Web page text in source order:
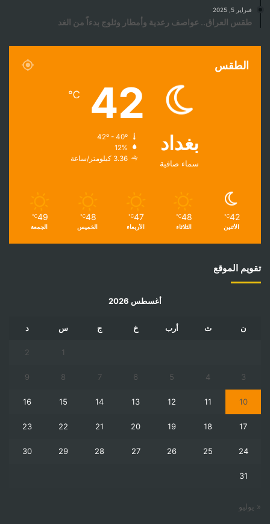
فبراير 5, 2025
طقس العراق.. عواصف رعدية وأمطار وثلوج بدءاً من الغد
الطقس
بغداد
سماء صافية
42
℃
12%
3.36 كيلومتر/ساعة
42
℃
الأثنين
48
℃
الثلاثاء
47
℃
الأربعاء
48
℃
الخميس
49
℃
الجمعة
تقويم الموقع
أغسطس 2026
ن ث أرب خ ج س د
1
2
3
4
5
6
7
8
9
10
11
12
13
14
15
16
17
18
19
20
21
22
23
24
25
26
27
28
29
30
31
« يوليو